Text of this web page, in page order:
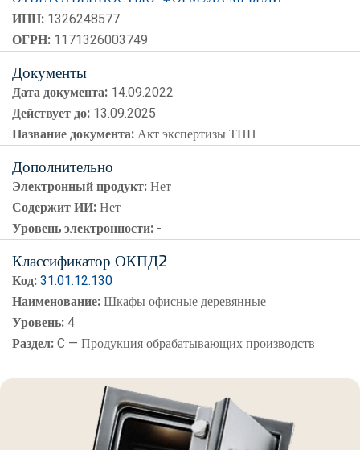
ИНН: 1326248577
ОГРН: 1171326003749
Документы
Дата документа: 14.09.2022
Действует до: 13.09.2025
Название документа:Акт экспертизы ТПП
Дополнительно
Электронный продукт:Нет
Содержит ИИ:Нет
Уровень электронности: -
Классификатор ОКПД2
Код:31.01.12.130
Наименование:Шкафы офисные деревянные
Уровень:4
Раздел:C — Продукция обрабатывающих производств